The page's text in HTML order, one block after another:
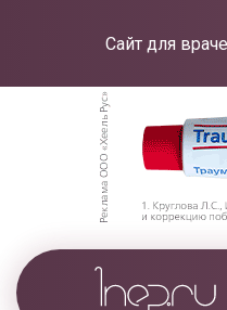
Сайт для